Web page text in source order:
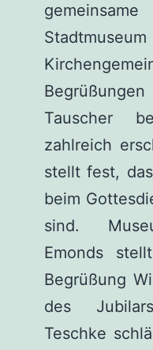
Tauscher
zahlreich
stellt fest,
beim
sind.
Emonds
Begrüßung
des
Teschke